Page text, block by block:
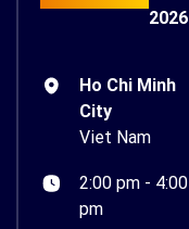
2026
Ho Chi Minh
City
Viet Nam
2:00 pm - 4:00
pm